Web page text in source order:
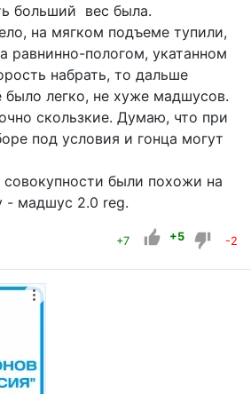
больший вес была.
на мягком подъеме тупили,
равнинно-пологом, укатанном
набрать, то дальше
было легко, не хуже мадшусов.
скользкие. Думаю, что при
под условия и гонца могут
были похожи на
- мадшус 2.0 reg.
+7 +5 -2